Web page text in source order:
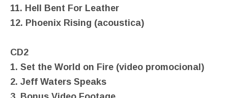
11. Hell Bent For Leather
12. Phoenix Rising (acoustica)
CD2
1. Set the World on Fire (video promocional)
2. Jeff Waters Speaks